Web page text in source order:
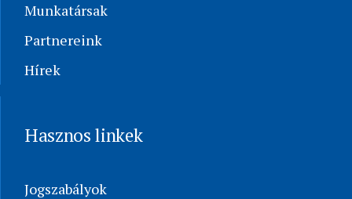
Munkatársak
Partnereink
Hírek
Hasznos linkek
Jogszabályok